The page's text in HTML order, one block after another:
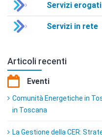
Servizi erogati
Servizi in rete
Articoli recenti
Eventi
Comunità Energetiche in
in Toscana
La Gestione della CER: